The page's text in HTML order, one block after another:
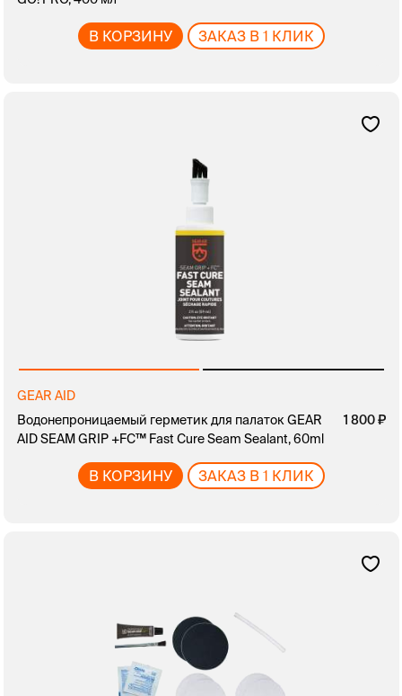
В КОРЗИНУ ЗАКАЗ В 1 КЛИК
GEAR AID
Водонепроницаемый герметик для палаток GEAR
AID SEAM GRIP +FC™ Fast Cure Seam Sealant, 60ml
1 800
В КОРЗИНУ ЗАКАЗ В 1 КЛИК